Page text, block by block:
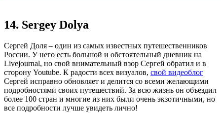
14. Sergey Dolya
Сергей Доля – один из самых известных путешественников
России. У него есть большой и обстоятельный дневник на
Livejournal, но свой внимательный взор Сергей обратил и в
сторону Youtube. К радости всех визуалов, свой видеоблог
Сергей исправно обновляет и делится со всеми желающими
подробностями своих путешествий. За всю жизнь он объездил
более 100 стран и многие из них были очень экзотичными, но
все подробности лучше увидеть лично!